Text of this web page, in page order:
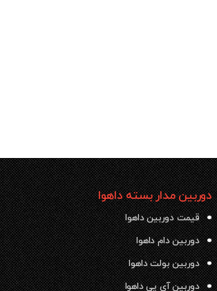
دوربین مدار بسته داهوا
قیمت دوربین داهوا
دوربین دام داهوا
دوربین بولت داهوا
دوربین آی پی داهوا